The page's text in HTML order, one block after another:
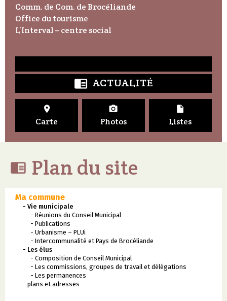
Comm. de Com. de Brocéliande
Office du tourisme
L’Interval – centre social
 ACTUALITÉ

Carte

Photos

Listes
 Plan du site
Ma commune
- Vie municipale
- Réunions du Conseil Municipal
- Publications
- Urbanisme – PLUi
- Intercommunalité et Pays de Brocéliande
- Les élus
- Composition de Conseil Municipal
- Les commissions, groupes de travail et délégations
- Les permanences
- plans et adresses